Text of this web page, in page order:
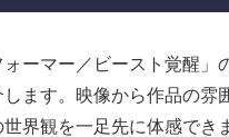
ォーマー／ビースト覚醒」
ます。映像から作品の雰
界観を一足先に体感でき